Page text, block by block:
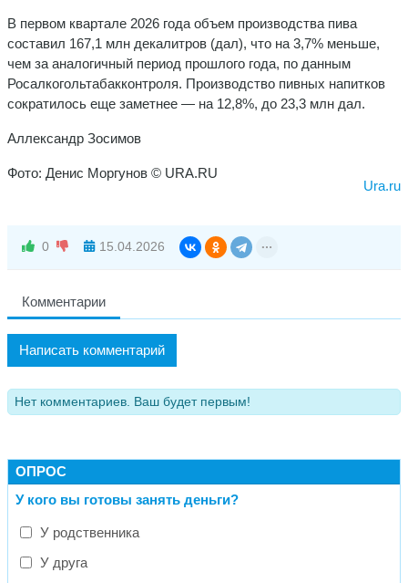
В первом квартале 2026 года объем производства пива
составил 167,1 млн декалитров (дал), что на 3,7% меньше,
чем за аналогичный период прошлого года, по данным
Росалкогольтабакконтроля. Производство пивных напитков
сократилось еще заметнее — на 12,8%, до 23,3 млн дал.
Аллександр Зосимов
Фото: Денис Моргунов © URA.RU
Ura.ru
0 15.04.2026
Комментарии
Написать комментарий
Нет комментариев. Ваш будет первым!
ОПРОС
У кого вы готовы занять деньги?
У родственника
У друга